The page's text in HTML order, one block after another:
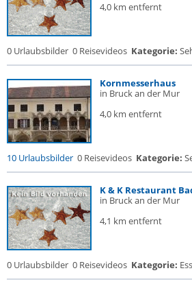
4,0 km entfernt
0 Urlaubsbilder 0 Reisevideos Kategorie:
Kornmesserhaus
in Bruck an der Mur
4,0 km entfernt
10 Urlaubsbilder 0 Reisevideos Kategorie:
K & K Restaurant
in Bruck an der Mur
4,1 km entfernt
0 Urlaubsbilder 0 Reisevideos Kategorie: